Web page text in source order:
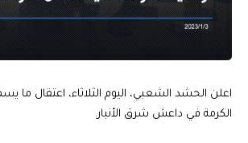
اعلن الحشد الشعبي، اليوم الثلاثاء، اعتقال ما
الكرمة في داعش شرق الأنبار.